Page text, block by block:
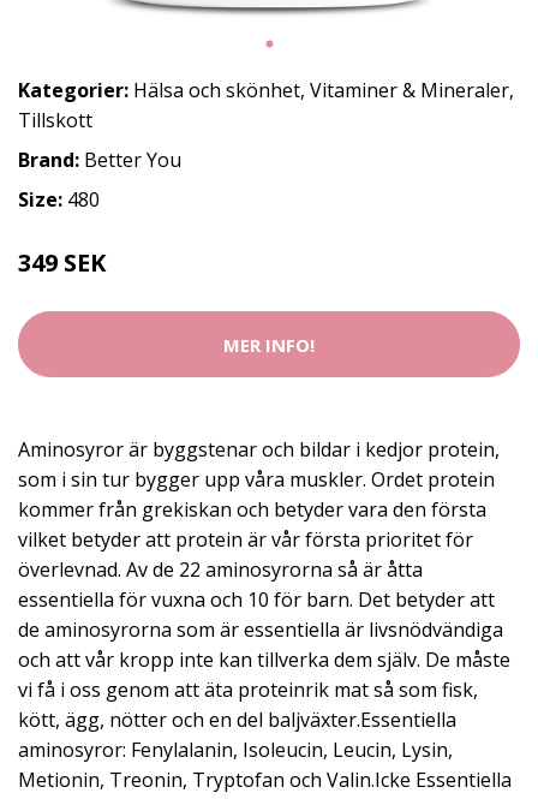
Kategorier: Hälsa och skönhet, Vitaminer & Mineraler,
Tillskott
Brand: Better You
Size: 480
349 SEK
MER INFO!
Aminosyror är byggstenar och bildar i kedjor protein,
som i sin tur bygger upp våra muskler. Ordet protein
kommer från grekiskan och betyder vara den första
vilket betyder att protein är vår första prioritet för
överlevnad. Av de 22 aminosyrorna så är åtta
essentiella för vuxna och 10 för barn. Det betyder att
de aminosyrorna som är essentiella är livsnödvändiga
och att vår kropp inte kan tillverka dem själv. De måste
vi få i oss genom att äta proteinrik mat så som fisk,
kött, ägg, nötter och en del baljväxter.Essentiella
aminosyror: Fenylalanin, Isoleucin, Leucin, Lysin,
Metionin, Treonin, Tryptofan och Valin.Icke Essentiella